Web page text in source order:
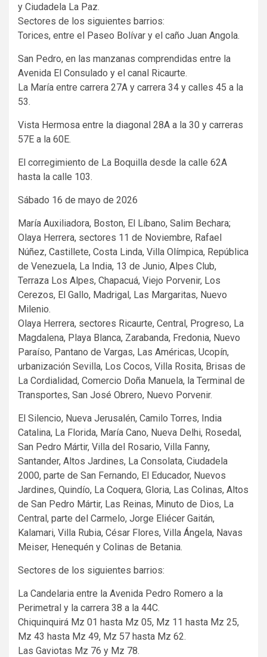
y Ciudadela La Paz.
Sectores de los siguientes barrios:
Torices, entre el Paseo Bolívar y el caño Juan Angola.
San Pedro, en las manzanas comprendidas entre la
Avenida El Consulado y el canal Ricaurte.
La María entre carrera 27A y carrera 34 y calles 45 a la
53.
Vista Hermosa entre la diagonal 28A a la 30 y carreras
57E a la 60E.
El corregimiento de La Boquilla desde la calle 62A
hasta la calle 103.
Sábado 16 de mayo de 2026
María Auxiliadora, Boston, El Líbano, Salim Bechara;
Olaya Herrera, sectores 11 de Noviembre, Rafael
Núñez, Castillete, Costa Linda, Villa Olímpica, República
de Venezuela, La India, 13 de Junio, Alpes Club,
Terraza Los Alpes, Chapacuá, Viejo Porvenir, Los
Cerezos, El Gallo, Madrigal, Las Margaritas, Nuevo
Milenio.
Olaya Herrera, sectores Ricaurte, Central, Progreso, La
Magdalena, Playa Blanca, Zarabanda, Fredonia, Nuevo
Paraíso, Pantano de Vargas, Las Américas, Ucopín,
urbanización Sevilla, Los Cocos, Villa Rosita, Brisas de
La Cordialidad, Comercio Doña Manuela, la Terminal de
Transportes, San José Obrero, Nuevo Porvenir.
El Silencio, Nueva Jerusalén, Camilo Torres, India
Catalina, La Florida, María Cano, Nueva Delhi, Rosedal,
San Pedro Mártir, Villa del Rosario, Villa Fanny,
Santander, Altos Jardines, La Consolata, Ciudadela
2000, parte de San Fernando, El Educador, Nuevos
Jardines, Quindío, La Coquera, Gloria, Las Colinas, Altos
de San Pedro Mártir, Las Reinas, Minuto de Dios, La
Central, parte del Carmelo, Jorge Eliécer Gaitán,
Kalamari, Villa Rubia, César Flores, Villa Ángela, Navas
Meiser, Henequén y Colinas de Betania.
Sectores de los siguientes barrios:
La Candelaria entre la Avenida Pedro Romero a la
Perimetral y la carrera 38 a la 44C.
Chiquinquirá Mz 01 hasta Mz 05, Mz 11 hasta Mz 25,
Mz 43 hasta Mz 49, Mz 57 hasta Mz 62.
Las Gaviotas Mz 76 y Mz 78.